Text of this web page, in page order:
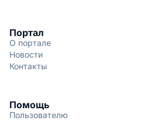
Портал
О портале
Новости
Контакты
Помощь
Пользователю